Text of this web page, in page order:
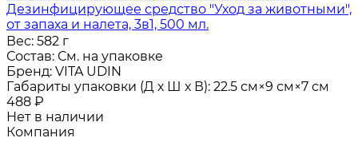
Дезинфицирующее средство "Уход за животными",
от запаха и налета, 3в1, 500 мл.
Вес: 582 г
Состав: См. на упаковке
Бренд: VITA UDIN
Габариты упаковки (Д х Ш х В): 22.5 см×9 см×7 см
488 ₽
Нет в наличии
Компания